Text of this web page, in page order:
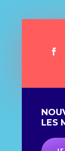
LES